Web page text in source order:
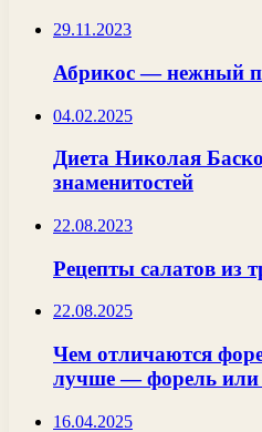
29.11.2023
Абрикос — нежный
04.02.2025
Диета Николая
знаменитостей
22.08.2023
Рецепты салатов из
22.08.2025
Чем отличаются
лучше — форель или
16.04.2025